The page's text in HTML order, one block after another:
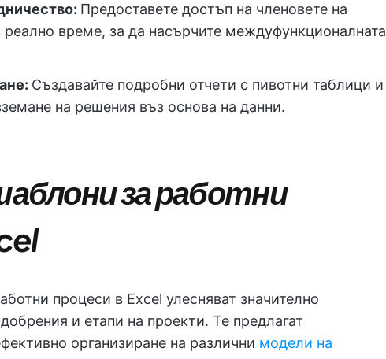
Предоставете достъп на членовете на
реално време, за да насърчите междуфункционалната
Създавайте подробни отчети с пивотни таблици и
на решения въз основа на данни.
за работни
процеси в Excel улесняват значително
и етапи на проекти. Те предлагат
организиране на различни модели на